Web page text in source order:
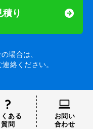
り
場合は、
連絡ください。
くある
質問
お問い
合わせ